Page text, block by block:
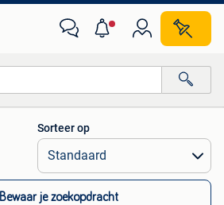
Alle afstanden…
Sorteer op
Bewaar je zoekopdracht